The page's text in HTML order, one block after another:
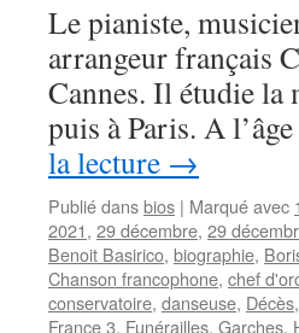
Le pianiste,
arrangeur français
Cannes. Il étudie la
puis à Paris. A
la lecture →
Publié dansbios | Marqué avec
2021, 29 décembre, 29
Benoit Basirico, biographie,
Chanson francophone, chef
conservatoire, danseuse, Décès,
France 3, Funérailles, Garches,